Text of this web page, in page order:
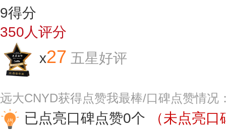
9得分
350人评分
x27 五星好评
远大CNYD获得点赞我最棒/口碑点赞情况
已点亮口碑点赞0个
（未点亮